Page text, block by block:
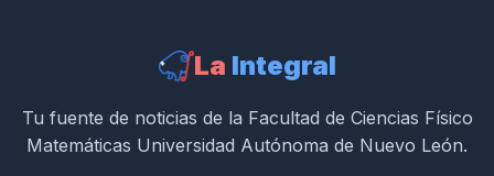
La Integral
Tu fuente de noticias de la Facultad de Ciencias Físico
Matemáticas Universidad Autónoma de Nuevo León.